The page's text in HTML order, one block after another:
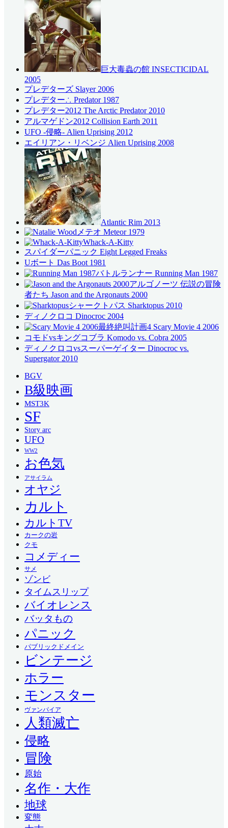
巨大毒蟲の館 INSECTICIDAL
2005
プレデターズ Slayer 2006
プレデター∴ Predator 1987
プレデター2012 The Arctic Predator 2010
アルマゲドン2012 Collision Earth 2011
UFO -侵略- Alien Uprising 2012
エイリアン・リベンジ Alien Uprising 2008
Atlantic Rim 2013
メテオ Meteor 1979
Whack-A-Kitty
スパイダーパニック Eight Legged Freaks
Uボート Das Boot 1981
バトルランナー Running Man 1987
アルゴノーツ 伝説の冒険
者たち Jason and the Argonauts 2000
シャークトパス Sharktopus 2010
ディノクロコ Dinocroc 2004
最終絶叫計画4 Scary Movie 4 2006
コモドvsキングコブラ Komodo vs. Cobra 2005
ディノクロコvsスーパーゲイター Dinocroc vs.
Supergator 2010
BGV
B級映画
MST3K
SF
Story arc
UFO
WW2
お色気
アサイラム
オヤジ
カルト
カルトTV
カークの岩
クモ
コメディー
サメ
ゾンビ
タイムスリップ
バイオレンス
バッタもの
パニック
パブリックドメイン
ビンテージ
ホラー
モンスター
ヴァンパイア
人類滅亡
侵略
冒険
原始
名作・大作
地球
変態